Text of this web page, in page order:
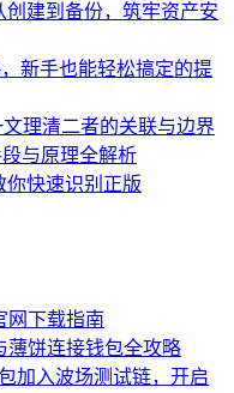
建到备份，筑牢资产安
新手也能轻松搞定的提
理清二者的关联与边界
与原理全解析
你快速识别正版
网下载指南
薄饼连接钱包全攻略
加入波场测试链，开启